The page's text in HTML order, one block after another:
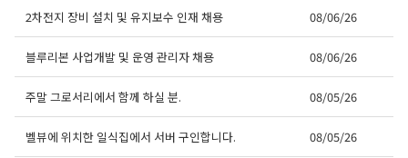
2차전지 장비 설치 및 유지보수 인재 채용 08/06/26
블루리본 사업개발 및 운영 관리자 채용 08/06/26
주말 그로서리에서 함께 하실 분. 08/05/26
벨뷰에 위치한 일식집에서 서버 구인합니다. 08/05/26